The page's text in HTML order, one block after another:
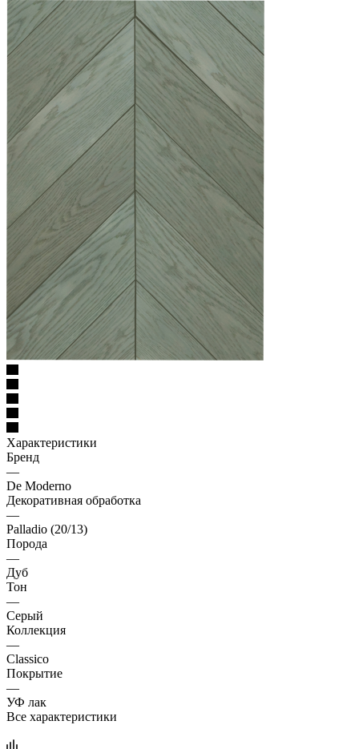
Характеристики
Бренд
—
De Moderno
Декоративная обработка
—
Palladio (20/13)
Порода
—
Дуб
Тон
—
Серый
Коллекция
—
Classico
Покрытие
—
УФ лак
Все характеристики